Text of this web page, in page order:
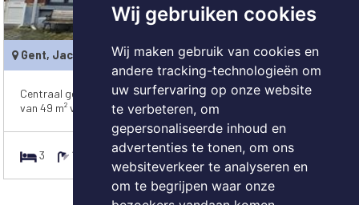
Wij gebruiken cookies
Wij maken gebruik van cookies en
andere tracking-technologieën om
uw surfervaring op onze website
te verbeteren, om
gepersonaliseerde inhoud en
advertenties te tonen, om ons
websiteverkeer te analyseren en
om te begrijpen waar onze
Gent, Jacob van Maerlantstraat 24 € 310.000
Centraal gelegen, gerenoveerde ééngezinswoning op een perceel
van 49 m² vlakbij het stadscentrum. Indeling: inkom, li...
3 1 110 m² 49 m²